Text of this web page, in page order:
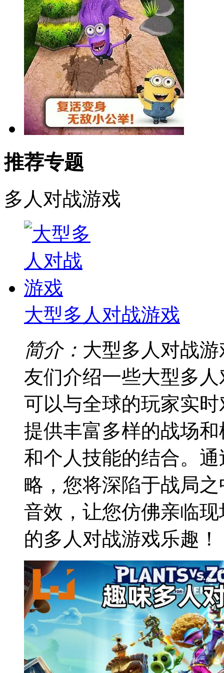
推荐专题
多人对战游戏
大型多人对战游戏
简介： 大型多人对战
友们介绍一些大型多
可以与全球的玩家实
提供丰富多样的战场
和个人技能的结合。
略，您将深陷于战局
音效，让您仿佛亲临
的多人对战游戏乐趣！